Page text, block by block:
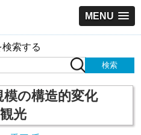
MENU
索する
模の構造的変化
光